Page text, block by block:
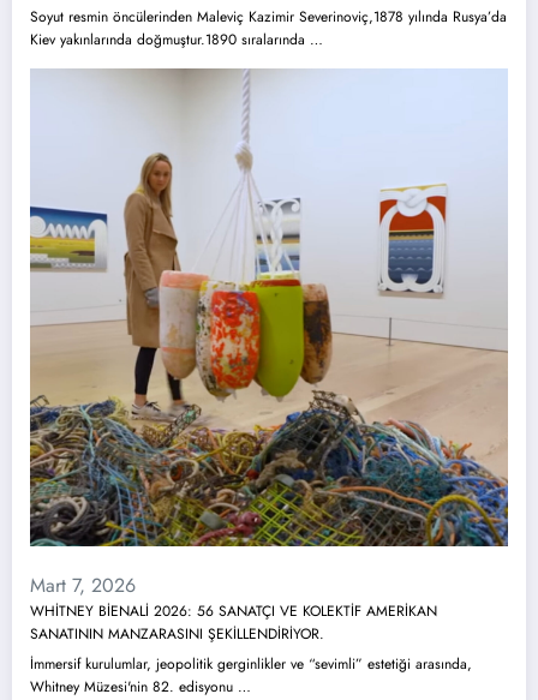
Soyut resmin öncülerinden Maleviç Kazimir Severinoviç,1878 yılında Rusya’da
Kiev yakınlarında doğmuştur.1890 sıralarında …
Mart 7, 2026
WHİTNEY BİENALİ 2026: 56 SANATÇI VE KOLEKTİF AMERİKAN
SANATININ MANZARASINI ŞEKİLLENDİRİYOR.
İmmersif kurulumlar, jeopolitik gerginlikler ve “sevimli” estetiği arasında,
Whitney Müzesi'nin 82. edisyonu …